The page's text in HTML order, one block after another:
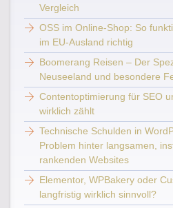
Vergleich
OSS im Online-Shop: So
im EU-Ausland richtig
Boomerang Reisen – Der
Neuseeland und besondere
Contentoptimierung für SEO
wirklich zählt
Technische Schulden in
Problem hinter langsamen,
rankenden Websites
Elementor, WPBakery oder
langfristig wirklich sinnvoll?